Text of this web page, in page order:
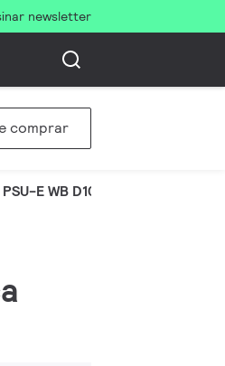
newsletter
comprar
E WB D100 G-TT PRO